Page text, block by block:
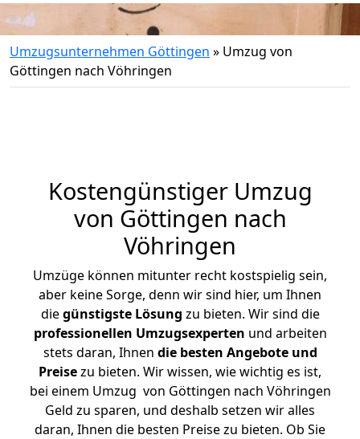
Umzugsunternehmen Göttingen » Umzug von
Göttingen nach Vöhringen
Kostengünstiger Umzug
von Göttingen nach
Vöhringen
Umzüge können mitunter recht kostspielig sein,
aber keine Sorge, denn wir sind hier, um Ihnen
diegünstigste Lösung zu bieten. Wir sind die
professionellen Umzugsexperten und arbeiten
stets daran, Ihnen die besten Angebote und
Preisezu bieten. Wir wissen, wie wichtig es ist,
bei einem Umzug von Göttingen nach Vöhringen
Geld zu sparen, und deshalb setzen wir alles
daran, Ihnen die besten Preise zu bieten. Ob Sie